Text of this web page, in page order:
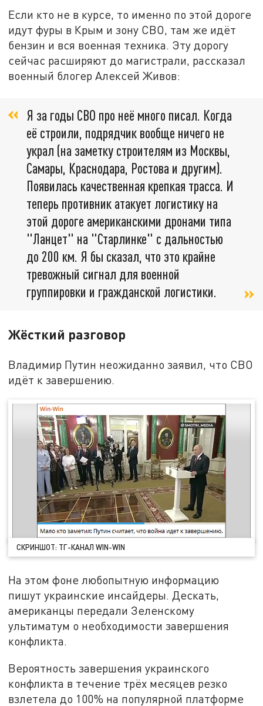
Если кто не в курсе, то именно по этой дороге
идут фуры в Крым и зону СВО, там же идёт
бензин и вся военная техника. Эту дорогу
сейчас расширяют до магистрали, рассказал
военный блогер Алексей Живов:
Я за годы СВО про неё много писал. Когда
её строили, подрядчик вообще ничего не
украл (на заметку строителям из Москвы,
Самары, Краснодара, Ростова и другим).
Появилась качественная крепкая трасса. И
теперь противник атакует логистику на
этой дороге американскими дронами типа
"Ланцет" на "Старлинке" с дальностью
до 200 км. Я бы сказал, что это крайне
тревожный сигнал для военной
группировки и гражданской логистики.
Жёсткий разговор
Владимир Путин неожиданно заявил, что СВО
идёт к завершению.
СКРИНШОТ: ТГ-КАНАЛ WIN-WIN
На этом фоне любопытную информацию
пишут украинские инсайдеры. Дескать,
американцы передали Зеленскому
ультиматум о необходимости завершения
конфликта.
Вероятность завершения украинского
конфликта в течение трёх месяцев резко
взлетела до 100% на популярной платформе